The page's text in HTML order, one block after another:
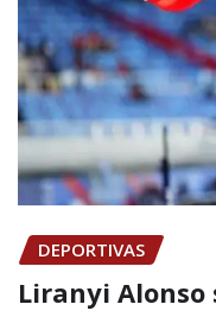
DEPORTIVAS
Liranyi Alonso